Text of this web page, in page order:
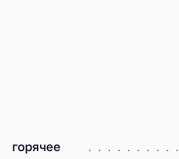
горячее